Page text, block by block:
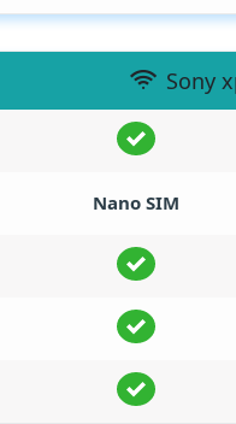
Sony
Nano SIM